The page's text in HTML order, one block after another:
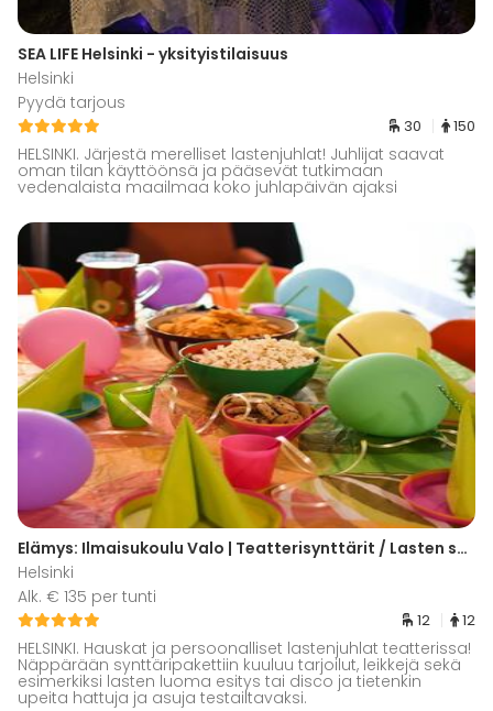
SEA LIFE Helsinki - yksityistilaisuus
Helsinki
Pyydä tarjous
30 150
HELSINKI. Järjestä merelliset lastenjuhlat! Juhlijat saavat
oman tilan käyttöönsä ja pääsevät tutkimaan
vedenalaista maailmaa koko juhlapäivän ajaksi
Elämys: Ilmaisukoulu Valo | Teatterisynttärit / Lasten synttärit
Helsinki
Alk. € 135 per tunti
12 12
HELSINKI. Hauskat ja persoonalliset lastenjuhlat teatterissa!
Näppärään synttäripakettiin kuuluu tarjoilut, leikkejä sekä
esimerkiksi lasten luoma esitys tai disco ja tietenkin
upeita hattuja ja asuja testailtavaksi.